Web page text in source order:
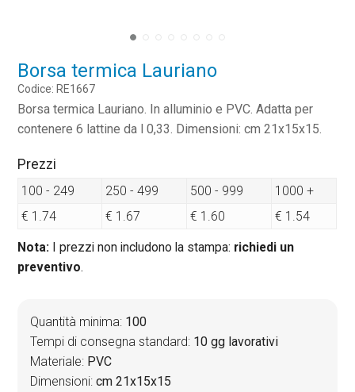
Borsa termica Lauriano
Codice: RE1667
Borsa termica Lauriano. In alluminio e PVC. Adatta per
contenere 6 lattine da l 0,33. Dimensioni: cm 21x15x15.
Prezzi
100 - 249 250 - 499 500 - 999
1000 +
€ 1.74
€ 1.67 € 1.60 € 1.54
Nota: I prezzi non includono la stampa: richiedi un
preventivo.
Quantità minima: 100
Tempi di consegna standard: 10 gg lavorativi
Materiale: PVC
Dimensioni:cm 21x15x15